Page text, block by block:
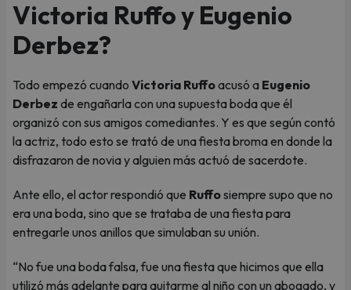
Victoria Ruffo y Eugenio
Derbez?
Todo empezó cuando Victoria Ruffoacusó a Eugenio
Derbez de engañarla con una supuesta boda que él
organizó con sus amigos comediantes. Y es que según contó
la actriz, todo esto se trató de una fiesta broma en donde la
disfrazaron de novia y alguien más actuó de sacerdote.
Ante ello, el actor respondió que Ruffosiempre supo que no
era una boda, sino que se trataba de una fiesta para
entregarle unos anillos que simulaban su unión.
“No fue una boda falsa, fue una fiesta que hicimos que ella
utilizó más adelante para quitarme al niño con un abogado, y